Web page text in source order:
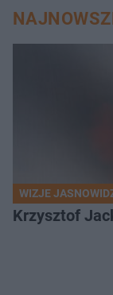
WIZJE
Krzysztof